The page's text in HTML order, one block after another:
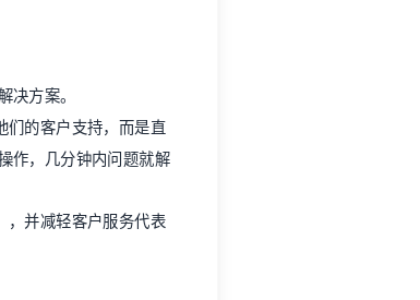
决方案。
们的客户支持，而是直
作，几分钟内问题就解
，并减轻客户服务代表